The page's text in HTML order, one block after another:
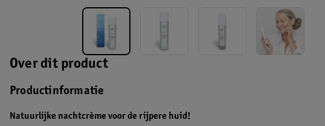
Over dit product
Productinformatie
Natuurlijke nachtcrème voor de rijpere huid!